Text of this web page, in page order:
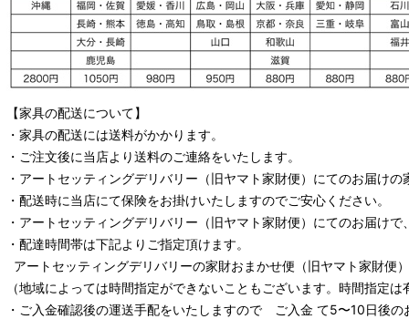
【家具の配送について】
・家具の配送には送料がかかります。
・ご注文後に当店より送料のご連絡をいたします。
・ アートセッティングデリバリー （旧ヤマト家財便） にてのお届けの
・配送時に当店にて保険をお掛けいたしますのでご安心ください。
・ アートセッティングデリバリー （旧ヤマト家財便） にてのお届けで
・配達時間帯は下記よりご指定頂けます。
アートセッティングデリバリーの家財おまかせ便 （旧ヤマト家財便
（地域によっては時間指定ができないこともございます。時間指定
・ご入金確認後の運送手配をいたしますので ご入金 て5〜10日後の